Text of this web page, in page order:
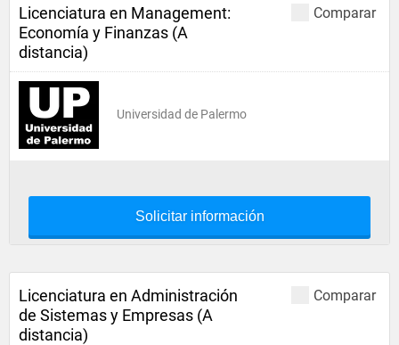
Comparar
Licenciatura en Management:
Economía y Finanzas (A
distancia)
Universidad de Palermo
Solicitar información
Comparar
Licenciatura en Administración
de Sistemas y Empresas (A
distancia)